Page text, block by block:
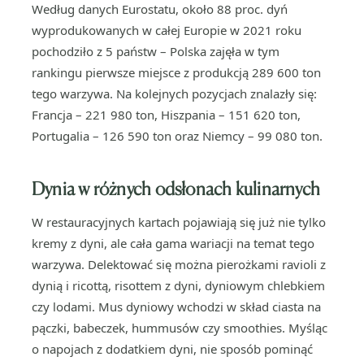
Według danych Eurostatu, około 88 proc. dyń
wyprodukowanych w całej Europie w 2021 roku
pochodziło z 5 państw – Polska zajęła w tym
rankingu pierwsze miejsce z produkcją 289 600 ton
tego warzywa. Na kolejnych pozycjach znalazły się:
Francja – 221 980 ton, Hiszpania – 151 620 ton,
Portugalia – 126 590 ton oraz Niemcy – 99 080 ton.
Dynia w różnych odsłonach kulinarnych
W restauracyjnych kartach pojawiają się już nie tylko
kremy z dyni, ale cała gama wariacji na temat tego
warzywa. Delektować się można pierożkami ravioli z
dynią i ricottą, risottem z dyni, dyniowym chlebkiem
czy lodami. Mus dyniowy wchodzi w skład ciasta na
pączki, babeczek, hummusów czy smoothies. Myśląc
o napojach z dodatkiem dyni, nie sposób pominąć